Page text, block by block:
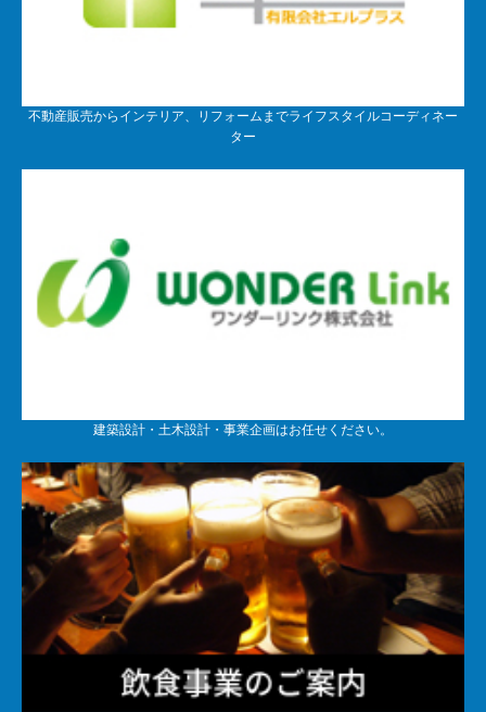
不動産販売からインテリア、リフォームまでライフスタイルコーディネー
ター
建築設計・土木設計・事業企画はお任せください。